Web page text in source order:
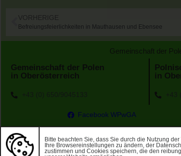
VORHERIGE
Befreiungsfeierlichkeiten in Mauthausen und Ebensee
Gemeinschaft der
Gemeinschaft der Polen
in Oberösterreich
+43 (0) 650/9045133
in
+43
Facebook WPwGA
©2026 WPwGA. Durch die Nutzung dieser Website
Bitte beachten Sie, dass Sie durch die Nutzung
Ihre Browsereinstellungen zu ändern, der
zustimmen und Cookies speichern, die den